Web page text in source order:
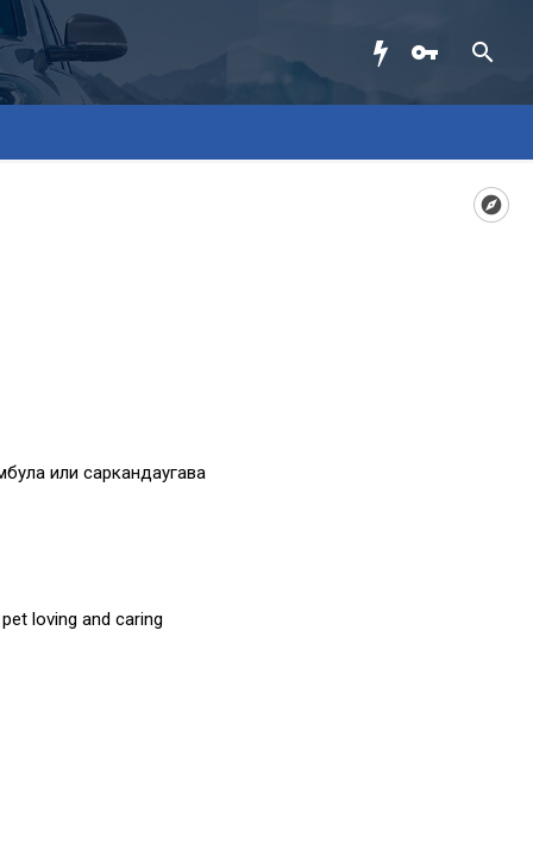
или саркандаугава
loving and caring